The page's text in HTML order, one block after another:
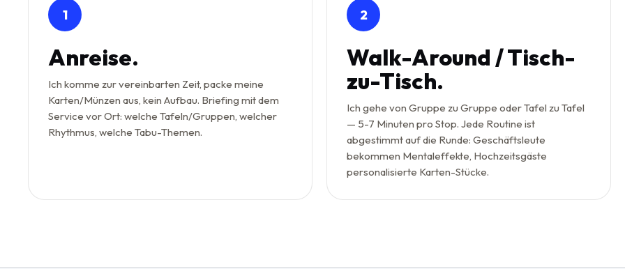
1
Anreise.
Ich komme zur vereinbarten Zeit, packe meine
Karten/Münzen aus, kein Aufbau. Briefing mit dem
Service vor Ort: welche Tafeln/Gruppen, welcher
Rhythmus, welche Tabu-Themen.
2
Walk-Around / Tisch-
zu-Tisch.
Ich gehe von Gruppe zu Gruppe oder Tafel zu Tafel
— 5-7 Minuten pro Stop. Jede Routine ist
abgestimmt auf die Runde: Geschäftsleute
bekommen Mentaleffekte, Hochzeitsgäste
personalisierte Karten-Stücke.